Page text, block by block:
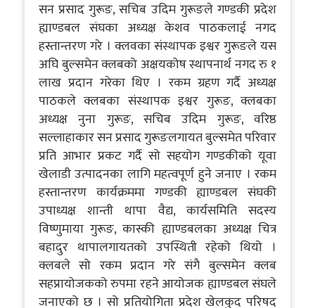
सन प्रसाद गुरूङ, सचिब उदिम गुरूङले गण्डकी प्रदेश
ह्याण्डबल संघका अध्यक्ष केशव पाठकलाई नगद
हस्तान्तरण गरे । क्लवका संस्थापक इश्वर गुरूङले यस
अघि बुल्समेन क्लबको अक्षयकोष स्थापनार्थ नगद रु १
लाख प्रदान गरेका थिए । रकम ग्रहण गर्दै अध्यक्ष
पाठकले क्लबका संस्थापक इश्वर गुरूङ, क्लबका
अध्यक्ष नुना गुरूङ, सचिब उदिम गुरूङ, वरिष्ठ
सल्लाहाकार सन प्रसाद गुरूङलगायत बुल्समेत परिवार
प्रति आभार प्रकट गर्दै सो सहयोग गण्डकीको यूवा
खेलाडी उत्पादनका लागि महत्वपूर्ण हुने जनाए । रकम
हस्तान्तरण कार्यक्रममा गण्डकी ह्याण्डबल संघकी
उपाध्यक्ष शान्ती थापा वैद्य, कार्यसमिति सदस्य
विष्णुमाया गुरूङ, कास्की ह्याण्डबलका अध्यक्ष चित्र
बहादुर थापालगायतको उपस्थिती रहेको थियो ।
क्लबले सो रकम प्रदान गरे संगै बुल्समेन क्लब
सहप्रायोजकको रुपमा रहने आयोजक ह्याण्डबल संघले
जनाएको छ । सो प्रतियोगिता प्रदेश खेलकुद परिषद